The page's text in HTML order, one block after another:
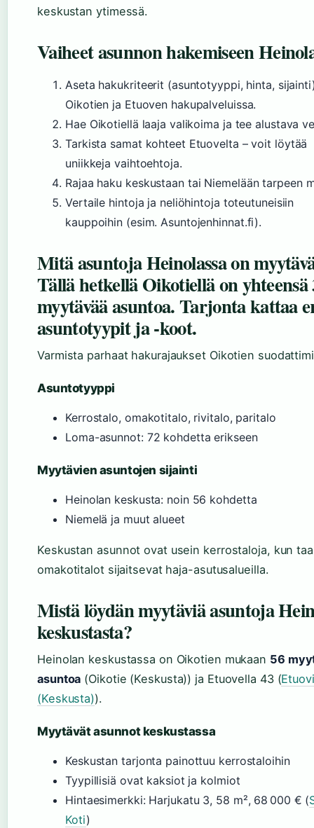
keskustan ytimessä.
Vaiheet asunnon hakemiseen
Aseta hakukriteerit (asuntotyyppi, hinta,
Oikotien ja Etuoven hakupalveluissa.
Hae Oikotiellä laaja valikoima ja tee alustava
Tarkista samat kohteet Etuovelta – voit löytää
uniikkeja vaihtoehtoja.
Rajaa haku keskustaan tai Niemelään tarpeen
Vertaile hintoja ja neliöhintoja toteutuneisiin
kauppoihin (esim. Asuntojenhinnat.fi).
Mitä asuntoja Heinolassa on
Tällä hetkellä Oikotiellä on yhteensä
myytävää asuntoa. Tarjonta kattaa
asuntotyypit ja -koot.
Varmista parhaat hakurajaukset Oikotien
Asuntotyyppi
Kerrostalo, omakotitalo, rivitalo, paritalo
Loma-asunnot: 72 kohdetta erikseen
Myytävien asuntojen sijainti
Heinolan keskusta: noin 56 kohdetta
Niemelä ja muut alueet
Keskustan asunnot ovat usein kerrostaloja, kun
omakotitalot sijaitsevat haja-asutusalueilla.
Mistä löydän myytäviä asuntoja
keskustasta?
Heinolan keskustassa on Oikotien mukaan 56
asuntoa (Oikotie (Keskusta)) ja Etuovella 43 (
(Keskusta)).
Myytävät asunnot keskustassa
Keskustan tarjonta painottuu kerrostaloihin
Tyypillisiä ovat kaksiot ja kolmiot
Hintaesimerkki: Harjukatu 3, 58 m², 68 000 € (
Koti)